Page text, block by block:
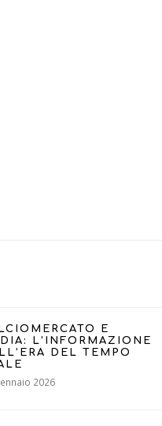
E
L’INFORMAZIONE
DEL TEMPO
2026